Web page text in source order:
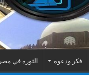
فكر ودعوة الثورة في مصر